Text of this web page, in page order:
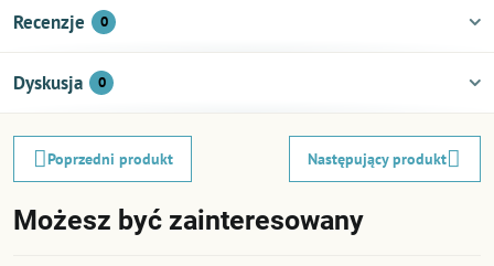
Recenzje 0
Dyskusja 0
Poprzedni produkt Następujący produkt
Możesz być zainteresowany